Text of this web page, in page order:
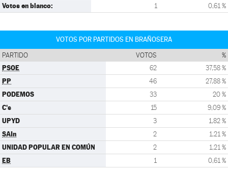
Votos en blanco: 1 0,61 %
VOTOS POR PARTIDOS EN BRAÑOSERA
PARTIDO VOTOS %
PSOE 62 37,58 %
PP 46 27,88 %
PODEMOS 33 20 %
C's 15 9,09 %
UPYD 3 1,82 %
SAIn 2 1,21 %
UNIDAD POPULAR EN COMÚN 2 1,21 %
EB 1 0,61 %